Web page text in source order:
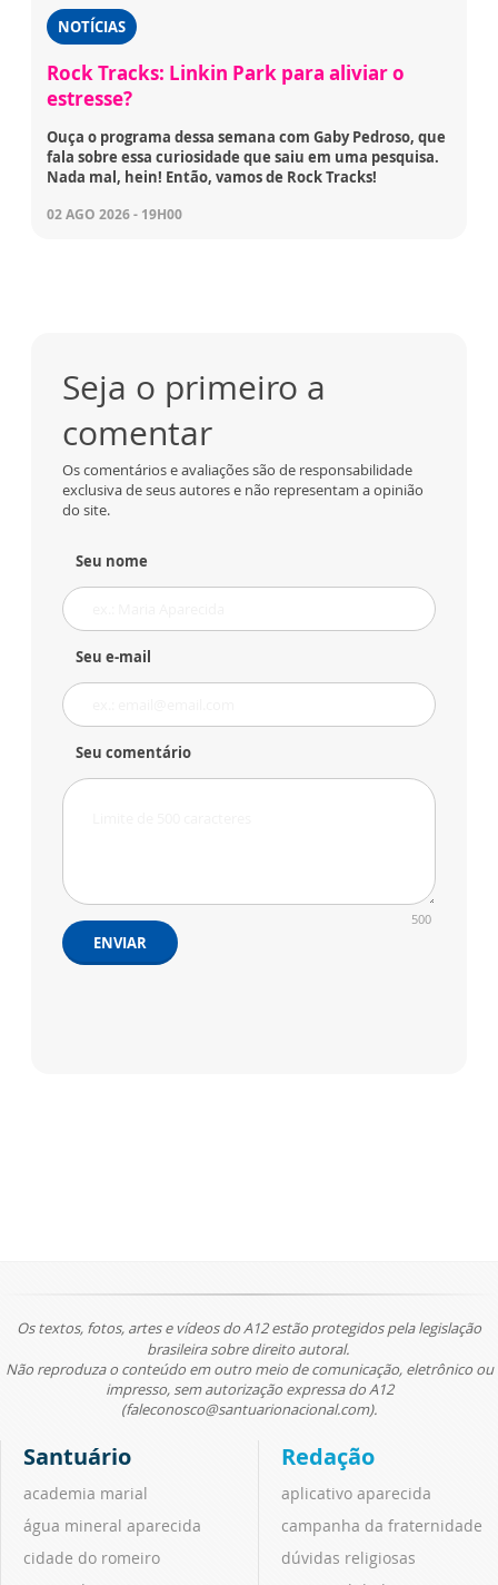
NOTÍCIAS
Rock Tracks: Linkin Park para aliviar o
estresse?
Ouça o programa dessa semana com Gaby Pedroso, que
fala sobre essa curiosidade que saiu em uma pesquisa.
Nada mal, hein! Então, vamos de Rock Tracks!
02 AGO 2026 - 19H00
Seja o primeiro a
comentar
Os comentários e avaliações são de responsabilidade
exclusiva de seus autores e não representam a opinião
do site.
Seu nome
Seu e-mail
Seu comentário
500
ENVIAR
Os textos, fotos, artes e vídeos do A12 estão protegidos pela legislação
brasileira sobre direito autoral.
Não reproduza o conteúdo em outro meio de comunicação, eletrônico ou
impresso, sem autorização expressa do A12
(faleconosco@santuarionacional.com).
Santuário
academia marial
água mineral aparecida
cidade do romeiro
Redação
aplicativo aparecida
campanha da fraternidade
dúvidas religiosas